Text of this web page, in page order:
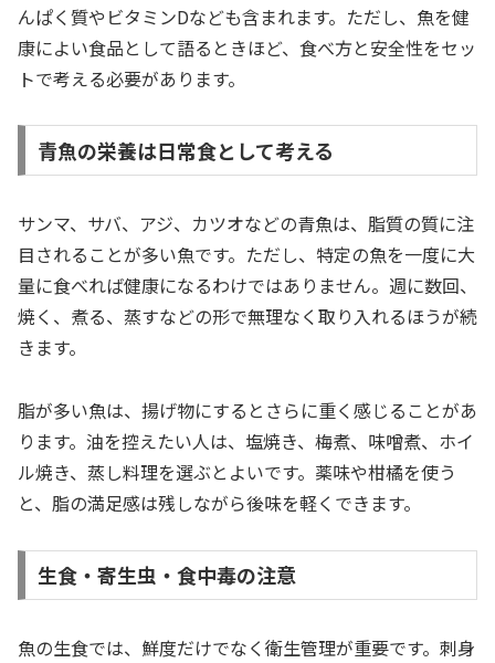
んぱく質やビタミンDなども含まれます。ただし、魚を健
康によい食品として語るときほど、食べ方と安全性をセッ
トで考える必要があります。
青魚の栄養は日常食として考える
サンマ、サバ、アジ、カツオなどの青魚は、脂質の質に注
目されることが多い魚です。ただし、特定の魚を一度に大
量に食べれば健康になるわけではありません。週に数回、
焼く、煮る、蒸すなどの形で無理なく取り入れるほうが続
きます。
脂が多い魚は、揚げ物にするとさらに重く感じることがあ
ります。油を控えたい人は、塩焼き、梅煮、味噌煮、ホイ
ル焼き、蒸し料理を選ぶとよいです。薬味や柑橘を使う
と、脂の満足感は残しながら後味を軽くできます。
生食・寄生虫・食中毒の注意
魚の生食では、鮮度だけでなく衛生管理が重要です。刺身